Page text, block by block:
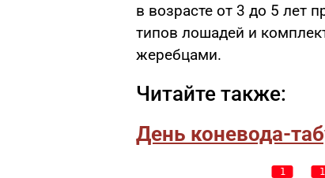
в возрасте от 3 до 5 лет
типов лошадей и
жеребцами.
Читайте также:
День коневода-
1 1